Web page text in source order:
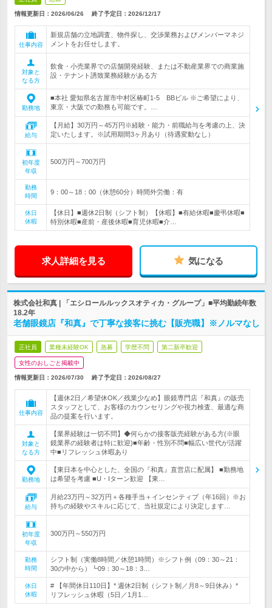
情報更新日：2026/06/26 終了予定日： 2026/12/17
仕事内容
新規店舗の立地調査、物件探し、交渉業務およびメンバーマネジ
メントをお任せします。
対象と
なる方
飲食・小売業界での店舗開発経験、または不動産業界での商業施
設・テナント誘致業務経験がある方
勤務地
■本社 愛知県名古屋市中村区椿町1-5 BBビル ※ご希望により、
東京・大阪での勤務も可能です。…
給与
【月給】30万円～45万円※経験・能力・前職給与を考慮の上、決
定いたします。※試用期間3ヶ月あり（待遇変動なし）
初年度
年収
500万円～700万円
勤務
時間
9：00～18：00（休憩60分）時間外労働：有
休日
休暇
【休日】■週休2日制（シフト制）【休暇】■有給休暇■慶弔休暇■
特別休暇■産前・産後休暇■育児休暇■介…
求人詳細を見る 気になる
株式会社和真 | 「エシロールルックスオティカ・グループ」■平均勤続年数
18.2年
老舗眼鏡店『和真』で丁寧な接客に挑む【販売職】※ノルマなし
正社員 業種未経験OK 急募 学歴不問 第二新卒歓迎
女性のおしごと掲載中
情報更新日：2026/07/30 終了予定日： 2026/08/27
仕事内容
【週休2日／希望休OK／残業少なめ】眼鏡専門店『和真』の販売
スタッフとして、お客様のカウンセリングや視力検査、最適な商
品の提案を行います。
対象と
なる方
【業界経験は一切不問】◆何らかの接客販売経験がある方(※眼
鏡業界の経験者は特に歓迎)■年齢・性別不問■幅広い世代が活躍
中■リフレッシュ休暇あり
勤務地
【東日本を中心とした、全国の『和真』直営店に配属】 ■勤務地
は希望を考慮 ■U・Iターン歓迎 【東…
給与
月給23万円～32万円＋各種手当＋インセンティブ（年16回）※お
持ちの経験やスキルに応じて、当社規定により決定します…
初年度
年収
300万円～550万円
勤務
時間
シフト制（実働8時間／休憩1時間）※シフト例（09：30～21：
30の中から）┗09：30～18：3…
休日
休暇
# 【年間休日110日】* 週休2日制（シフト制／月8～9日休み）*
リフレッシュ休暇（5日／1月1…